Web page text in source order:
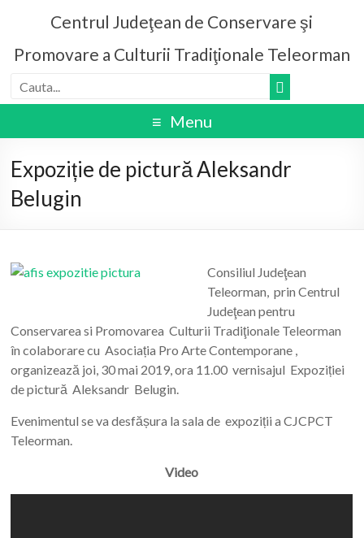
Centrul Judeţean de Conservare şi
Promovare a Culturii Tradiţionale Teleorman
Menu
Expoziție de pictură Aleksandr
Belugin
Consiliul Judeţean
Teleorman, prin Centrul
Judeţean pentru
Conservarea si Promovarea Culturii Tradiţionale Teleorman
în colaborare cu Asociația Pro Arte Contemporane ,
organizează joi, 30 mai 2019, ora 11.00 vernisajul Expoziției
de pictură Aleksandr Belugin.
Evenimentul se va desfășura la sala de expoziții a CJCPCT
Teleorman.
Video